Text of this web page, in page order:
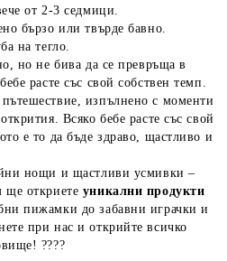
от 2-3 седмици.
бързо или твърде бавно.
на тегло.
но не бива да се превръща в
расте със свой собствен темп.
изпълнено с моменти
Всяко бебе расте със свой
е то да бъде здраво, щастливо и
нощи и щастливи усмивки –
ще откриете уникални продукти
пижамки до забавни играчки и
при нас и открийте всичко
????